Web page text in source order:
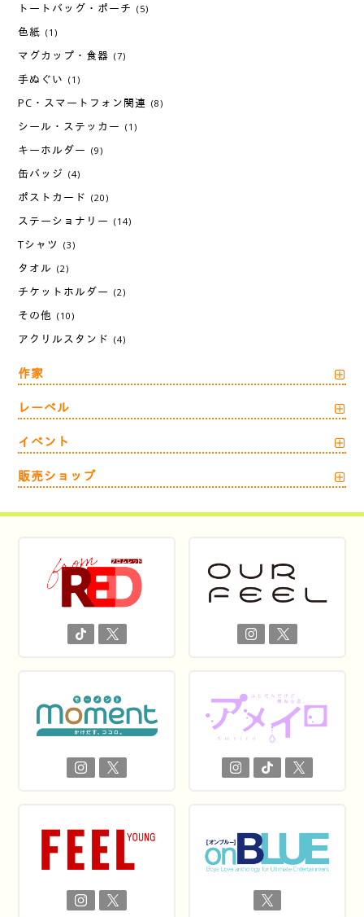
トートバッグ・ポーチ (5)
色紙 (1)
マグカップ・食器 (7)
手ぬぐい (1)
PC・スマートフォン関連 (8)
シール・ステッカー (1)
キーホルダー (9)
缶バッジ (4)
ポストカード (20)
ステーショナリー (14)
Tシャツ (3)
タオル (2)
チケットホルダー (2)
その他 (10)
アクリルスタンド (4)
作家
レーベル
イベント
販売ショップ